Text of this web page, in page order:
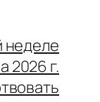
неделе
2026 г.